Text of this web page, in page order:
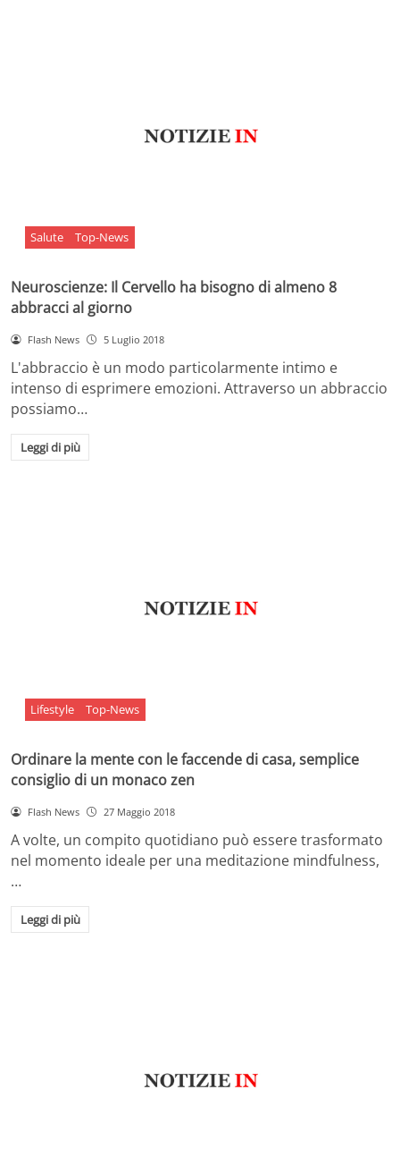
Salute Top-News
Neuroscienze: Il Cervello ha bisogno di almeno 8
abbracci al giorno
Flash News 5 Luglio 2018
L'abbraccio è un modo particolarmente intimo e
intenso di esprimere emozioni. Attraverso un abbraccio
possiamo…
Leggi di più
Lifestyle Top-News
Ordinare la mente con le faccende di casa, semplice
consiglio di un monaco zen
Flash News 27 Maggio 2018
A volte, un compito quotidiano può essere trasformato
nel momento ideale per una meditazione mindfulness,
…
Leggi di più